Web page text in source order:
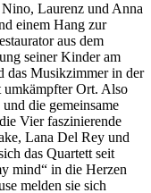
Laurenz und Anna
einem Hang zur
aus dem
seiner Kinder am
das Musikzimmer in der
umkämpfter Ort. Also
die gemeinsame
Vier faszinierende
Lana Del Rey und
das Quartett seit
mind“ in die Herzen
melden sie sich